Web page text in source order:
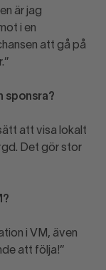
är jag
i en
att gå på
sponsra?
att visa lokalt
Det gör stor
i VM, även
att följa!”